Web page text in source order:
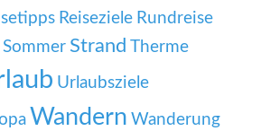
Reiseziele Rundreise
Sommer Strand Therme
Urlaubsziele
Wandern Wanderung